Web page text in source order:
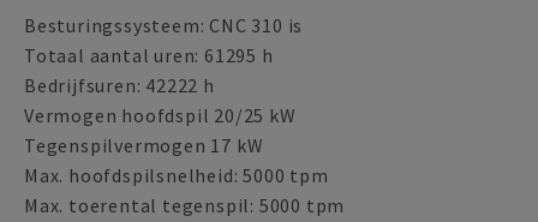
Besturingssysteem: CNC 310 is
Totaal aantal uren: 61295 h
Bedrijfsuren: 42222 h
Vermogen hoofdspil 20/25 kW
Tegenspilvermogen 17 kW
Max. hoofdspilsnelheid: 5000 tpm
Max. toerental tegenspil: 5000 tpm